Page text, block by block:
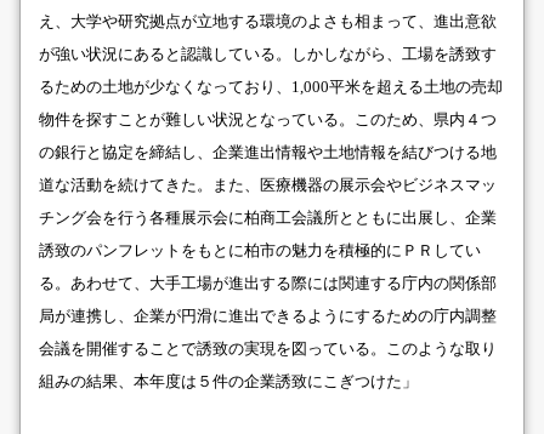
え、大学や研究拠点が立地する環境のよさも相まって、進出意欲
が強い状況にあると認識している。しかしながら、工場を誘致す
るための土地が少なくなっており、1,000平米を超える土地の売却
物件を探すことが難しい状況となっている。このため、県内４つ
の銀行と協定を締結し、企業進出情報や土地情報を結びつける地
道な活動を続けてきた。また、医療機器の展示会やビジネスマッ
チング会を行う各種展示会に柏商工会議所とともに出展し、企業
誘致のパンフレットをもとに柏市の魅力を積極的にＰＲしてい
る。あわせて、大手工場が進出する際には関連する庁内の関係部
局が連携し、企業が円滑に進出できるようにするための庁内調整
会議を開催することで誘致の実現を図っている。このような取り
組みの結果、本年度は５件の企業誘致にこぎつけた」